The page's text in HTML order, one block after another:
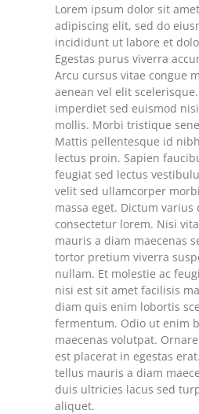
Lorem ipsum dolor sit
adipiscing elit, sed do
incididunt ut labore et
Egestas purus viverra
Arcu cursus vitae congue
aenean vel elit
imperdiet sed euismod
mollis. Morbi tristique
Mattis pellentesque id
lectus proin. Sapien
feugiat sed lectus
velit sed ullamcorper
massa eget. Dictum varius
consectetur lorem. Nisi
mauris a diam maecenas
tortor pretium viverra
nullam. Et molestie ac
nisi est sit amet facilisis
diam quis enim lobortis
fermentum. Odio ut enim
maecenas volutpat.
est placerat in egestas
tellus mauris a diam
duis ultricies lacus sed
aliquet.